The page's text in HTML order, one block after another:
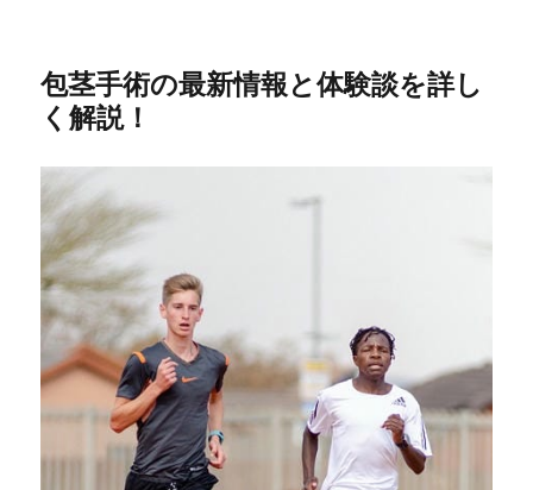
包茎手術の最新情報と体験談を詳し
く解説！